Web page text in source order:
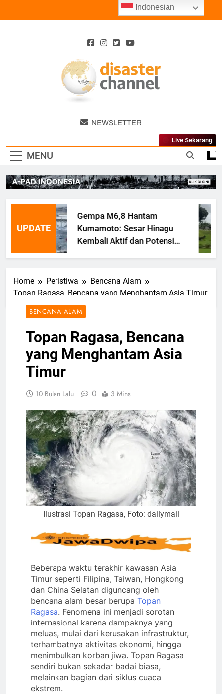
Disaster
Channel
NEWSLETTER
MENU
Live Sekarang
UPDATE
Gempa M6,8 Hantam
Kumamoto: Sesar Hinagu
Kembali Aktif dan Potensi
Home Peristiwa
Bencana Alam
Topan Ragasa, Bencana yang Menghantam Asia Timur
BENCANA ALAM
Topan Ragasa, Bencana
yang Menghantam Asia
Timur
10 Bulan Lalu 0 3 Mins
Ilustrasi Topan Ragasa, Foto: dailymail
Beberapa waktu terakhir kawasan Asia
Timur seperti Filipina, Taiwan, Hongkong
dan China Selatan diguncang oleh
bencana alam besar berupa Topan
Ragasa. Fenomena ini menjadi sorotan
internasional karena dampaknya yang
meluas, mulai dari kerusakan infrastruktur,
terhambatnya aktivitas ekonomi, hingga
menimbulkan korban jiwa. Topan Ragasa
sendiri bukan sekadar badai biasa,
melainkan bagian dari siklus cuaca
ekstrem.
Indonesian